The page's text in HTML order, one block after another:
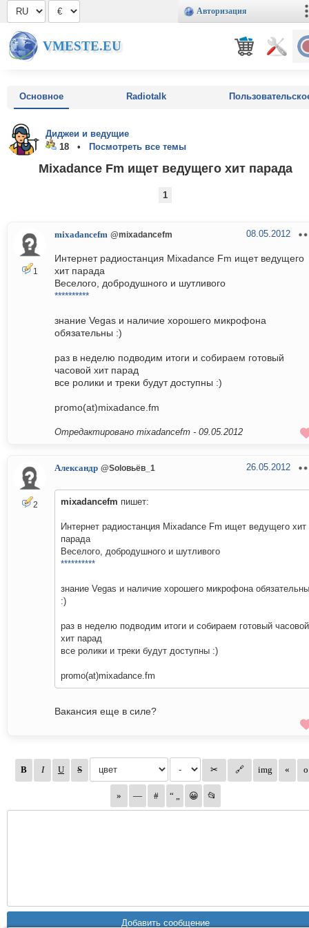
Авторизация
VMESTE.EU
Основное Radiotalk
Диджеи и ведущие
18 •
Посмотреть все темы
Mixadance Fm ищет ведущего хит парада
1
1
mixadancefm @mixadancefm 08.05.2012
Интернет радиостанция Mixadance Fm ищет ведущего
хит парада
Веселого, добродушного и шутливого
**********
знание Vegas и наличие хорошего микрофона
обязательны :)
раз в неделю подводим итоги и собираем готовый
часовой хит парад
все ролики и треки будут доступны :)
promo(at)mixadance.fm
Отредактировано mixadancefm - 09.05.2012
2
Александр @Soloвьёв_1 26.05.2012
mixadancefm пишет:
Интернет радиостанция Mixadance Fm ищет ведущего хит
парада
Веселого, добродушного и шутливого
**********
знание Vegas и наличие хорошего микрофона обязательны
:)
раз в неделю подводим итоги и собираем готовый часовой
хит парад
все ролики и треки будут доступны :)
promo(at)mixadance.fm
Вакансия еще в силе?